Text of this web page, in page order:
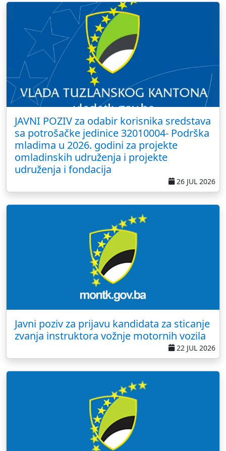
JAVNI POZIV za odabir korisnika sredstava
sa potrošačke jedinice 32010004- Podrška
mladima u 2026. godini za projekte
omladinskih udruženja i projekte
udruženja i fondacija
26 JUL 2026
Javni poziv za prijavu kandidata za sticanje
zvanja instruktora vožnje motornih vozila
22 JUL 2026